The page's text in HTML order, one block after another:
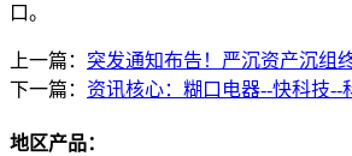
口。
上一篇： 突发通知布告！严沉资产沉组
下一篇： 资讯核心：糊口电器--快科技--
地区产品：